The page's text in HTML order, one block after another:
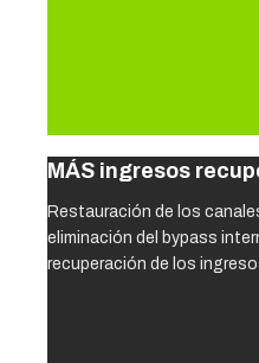
MÁS ingresos
Restauración de los
eliminación del bypass
recuperación de los